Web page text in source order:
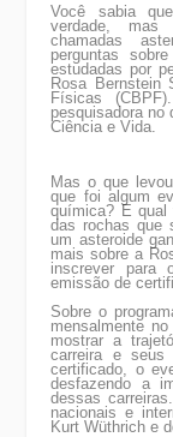
Você sabia
verdade,
chamadas
perguntas
estudadas por
Rosa Bernstein
Físicas
pesquisadora no
Ciência e Vida.
Mas o que
que foi algum
química? E
das rochas que
um asteroide
mais sobre a
inscrever para
emissão de
Sobre o
mensalmente
mostrar a
carreira e seus
certificado, o
desfazendo a
dessas
nacionais e
Kurt Wüthrich e